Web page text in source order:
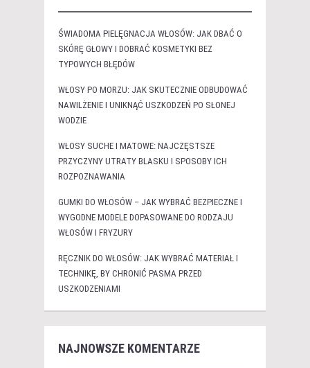
ŚWIADOMA PIELĘGNACJA WŁOSÓW: JAK DBAĆ O
SKÓRĘ GŁOWY I DOBRAĆ KOSMETYKI BEZ
TYPOWYCH BŁĘDÓW
WŁOSY PO MORZU: JAK SKUTECZNIE ODBUDOWAĆ
NAWILŻENIE I UNIKNĄĆ USZKODZEŃ PO SŁONEJ
WODZIE
WŁOSY SUCHE I MATOWE: NAJCZĘSTSZE
PRZYCZYNY UTRATY BLASKU I SPOSOBY ICH
ROZPOZNAWANIA
GUMKI DO WŁOSÓW – JAK WYBRAĆ BEZPIECZNE I
WYGODNE MODELE DOPASOWANE DO RODZAJU
WŁOSÓW I FRYZURY
RĘCZNIK DO WŁOSÓW: JAK WYBRAĆ MATERIAŁ I
TECHNIKĘ, BY CHRONIĆ PASMA PRZED
USZKODZENIAMI
NAJNOWSZE KOMENTARZE